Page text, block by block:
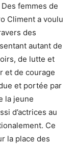
femmes de
Climent a voulu
des
autant de
de lutte et
et de courage
et portée par
la jeune
d’actrices au
Ce
la place des